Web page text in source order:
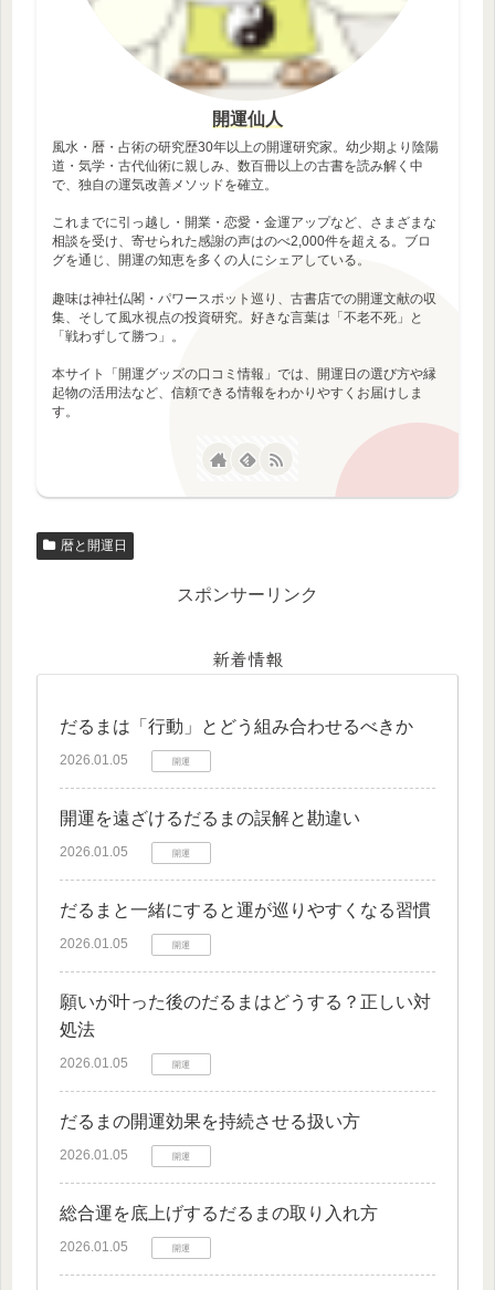
開運仙人
風水・暦・占術の研究歴30年以上の開運研究家。幼少期より陰陽
道・気学・古代仙術に親しみ、数百冊以上の古書を読み解く中
で、独自の運気改善メソッドを確立。
これまでに引っ越し・開業・恋愛・金運アップなど、さまざまな
相談を受け、寄せられた感謝の声はのべ2,000件を超える。ブロ
グを通じ、開運の知恵を多くの人にシェアしている。
趣味は神社仏閣・パワースポット巡り、古書店での開運文献の収
集、そして風水視点の投資研究。好きな言葉は「不老不死」と
「戦わずして勝つ」。
本サイト「開運グッズの口コミ情報」では、開運日の選び方や縁
起物の活用法など、信頼できる情報をわかりやすくお届けしま
す。
暦と開運日
スポンサーリンク
新着情報
だるまは「行動」とどう組み合わせるべきか
2026.01.05 開運
開運を遠ざけるだるまの誤解と勘違い
2026.01.05 開運
だるまと一緒にすると運が巡りやすくなる習慣
2026.01.05 開運
願いが叶った後のだるまはどうする？正しい対
処法
2026.01.05 開運
だるまの開運効果を持続させる扱い方
2026.01.05 開運
総合運を底上げするだるまの取り入れ方
2026.01.05 開運